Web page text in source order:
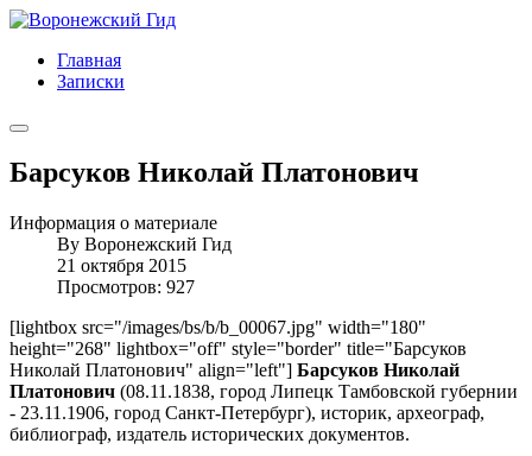
Главная
Записки
Барсуков Николай Платонович
Информация о материале
By Воронежский Гид
21 октября 2015
Просмотров: 927
[lightbox src="/images/bs/b/b_00067.jpg" width="180"
height="268" lightbox="off" style="border" title="Барсуков
Николай Платонович" align="left"] Барсуков Николай
Платонович (08.11.1838, город Липецк Тамбовской губернии
- 23.11.1906, город Санкт-Петербург), историк, археограф,
библиограф, издатель исторических документов.